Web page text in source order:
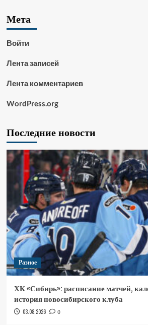
Мета
Войти
Лента записей
Лента комментариев
WordPress.org
Последние новости
Разное
ХК «Сибирь»: расписание матчей,
история новосибирского клуба
03.08.2026 0